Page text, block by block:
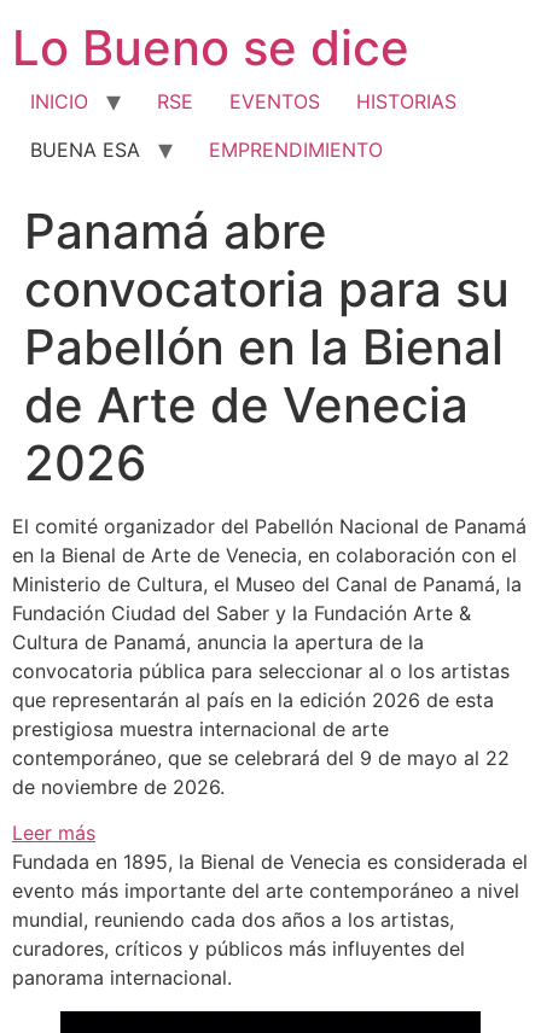
contenido
Lo Bueno se dice
INICIO RSE EVENTOS
HISTORIAS
BUENA ESA
EMPRENDIMIENTO
Panamá abre
convocatoria para su
Pabellón en la Bienal
de Arte de Venecia
2026
El comité organizador del Pabellón Nacional de Panamá
en la Bienal de Arte de Venecia, en colaboración con el
Ministerio de Cultura, el Museo del Canal de Panamá, la
Fundación Ciudad del Saber y la Fundación Arte &
Cultura de Panamá, anuncia la apertura de la
convocatoria pública para seleccionar al o los artistas
que representarán al país en la edición 2026 de esta
prestigiosa muestra internacional de arte
contemporáneo, que se celebrará del 9 de mayo al 22
de noviembre de 2026.
Leer más:
Panamá
abre
convocatoria
para
su
Pabellón
Fundada en 1895, la Bienal de Venecia es considerada el
evento más importante del arte contemporáneo a nivel
mundial, reuniendo cada dos años a los artistas,
curadores, críticos y públicos más influyentes del
panorama internacional.